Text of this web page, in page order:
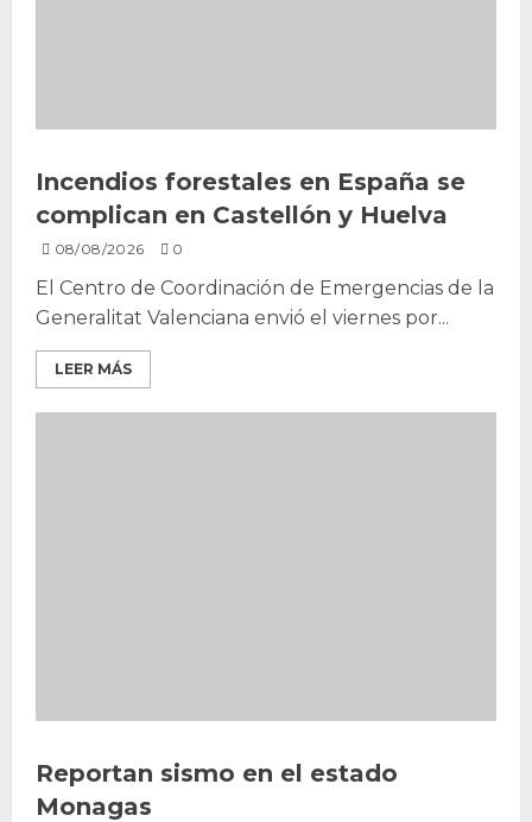
Incendios forestales en España se
complican en Castellón y Huelva
08/08/2026 0
El Centro de Coordinación de Emergencias de la
Generalitat Valenciana envió el viernes por...
LEER MÁS
Reportan sismo en el estado
Monagas